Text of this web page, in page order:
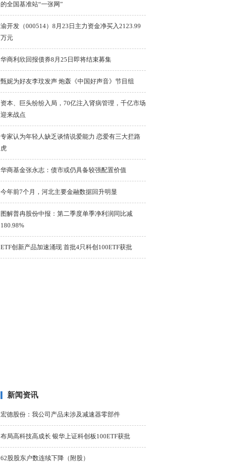
的全国基准站“一张网”
渝开发（000514）8月23日主力资金净买入2123.99
万元
华商利欣回报债券8月25日即将结束募集
甄妮为好友李玟发声 炮轰《中国好声音》节目组
资本、巨头纷纷入局，70亿注入肾病管理，千亿市场
迎来战点
专家认为年轻人缺乏谈情说爱能力 恋爱有三大拦路
虎
华商基金张永志：债市或仍具备较强配置价值
今年前7个月，河北主要金融数据回升明显
图解普冉股份中报：第二季度单季净利润同比减
180.98%
ETF创新产品加速涌现 首批4只科创100ETF获批
新闻资讯
宏德股份：我公司产品未涉及减速器零部件
布局高科技高成长 银华上证科创板100ETF获批
62股股东户数连续下降（附股）